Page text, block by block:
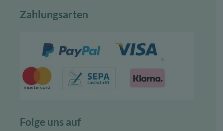
Zahlungsarten
Folge uns auf